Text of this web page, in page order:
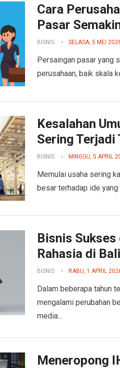
Cara
Pasar
BISNIS SELASA, 5 MEI
Persaingan pasar yang
perusahaan, baik skala
Kesalahan
Sering Terjadi
BISNIS MINGGU, 5 APRIL
Memulai usaha sering
besar terhadap ide
Bisnis Sukses
Rahasia di
BISNIS RABU, 1 APRIL
Dalam beberapa tahun
mengalami perubahan
media…
Meneropong